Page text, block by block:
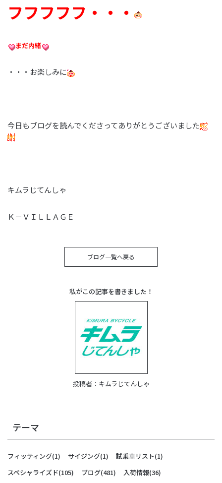
フフフフフ・・・
まだ内緒
・・・お楽しみに
今日もブログを読んでくださってありがとうございました
キムラじてんしゃ
Ｋ－ＶＩＬＬＡＧＥ
ブログ一覧へ戻る
私がこの記事を書きました！
投稿者： キムラじてんしゃ
テーマ
フィッティング(1) サイジング(1) 試乗車リスト(1)
スペシャライズド(105) ブログ(481) 入荷情報(36)